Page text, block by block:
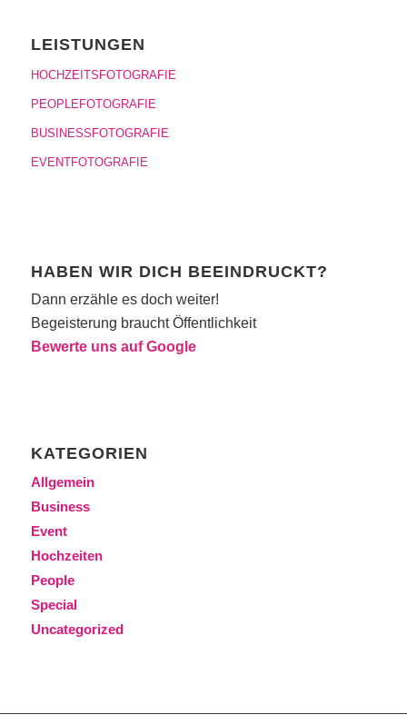
LEISTUNGEN
HOCHZEITSFOTOGRAFIE
PEOPLEFOTOGRAFIE
BUSINESSFOTOGRAFIE
EVENTFOTOGRAFIE
HABEN WIR DICH BEEINDRUCKT?
Dann erzähle es doch weiter!
Begeisterung braucht Öffentlichkeit
Bewerte uns auf Google
KATEGORIEN
Allgemein
Business
Event
Hochzeiten
People
Special
Uncategorized